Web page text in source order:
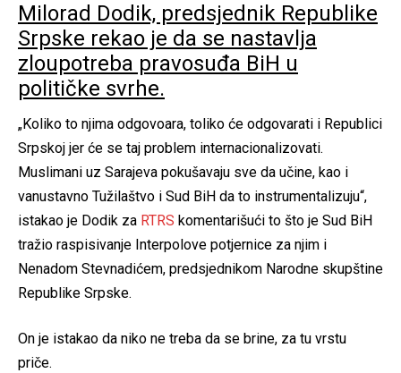
Milorad Dodik, predsjednik Republike
Srpske rekao je da se nastavlja
zloupotreba pravosuđa BiH u
političke svrhe.
„Koliko to njima odgovoara, toliko će odgovarati i Republici
Srpskoj jer će se taj problem internacionalizovati.
Muslimani uz Sarajeva pokušavaju sve da učine, kao i
vanustavno Tužilaštvo i Sud BiH da to instrumentalizuju“,
istakao je Dodik za RTRS komentarišući to što je Sud BiH
tražio raspisivanje Interpolove potjernice za njim i
Nenadom Stevnadićem, predsjednikom Narodne skupštine
Republike Srpske.
On je istakao da niko ne treba da se brine, za tu vrstu
priče.